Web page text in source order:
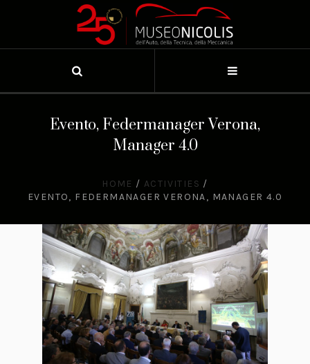
Evento, Federmanager Verona,
Manager 4.0
HOME / ACTIVITIES /
EVENTO, FEDERMANAGER VERONA, MANAGER 4.0